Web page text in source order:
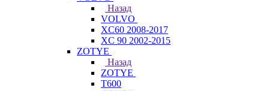
Назад
VOLVO
XC60 2008-2017
XC 90 2002-2015
ZOTYE
Назад
ZOTYE
T600